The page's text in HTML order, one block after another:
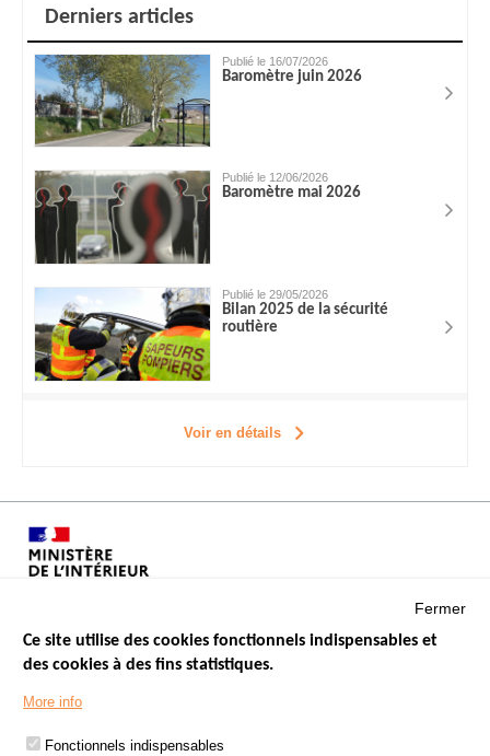
Derniers articles
Publié le 16/07/2026
Baromètre juin 2026
Publié le 12/06/2026
Baromètre mai 2026
Publié le 29/05/2026
Bilan 2025 de la sécurité
routière
Voir en détails
Menu
Footer
LES SITES PUBLICS
ÉTAT DE L’INSÉCURITÉ ROUTIÈRE
Fermer
Ce site utilise des cookies fonctionnels indispensables et
des cookies à des fins statistiques.
More info
Fonctionnels indispensables